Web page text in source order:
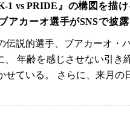
1 vs PRIDE』の構図を描
アカーオ選手がSNSで披
お会いしましょう」
伝説的選手、ブアカーオ・
、 年齢を感じさせない引き
せている。 さらに、来月の